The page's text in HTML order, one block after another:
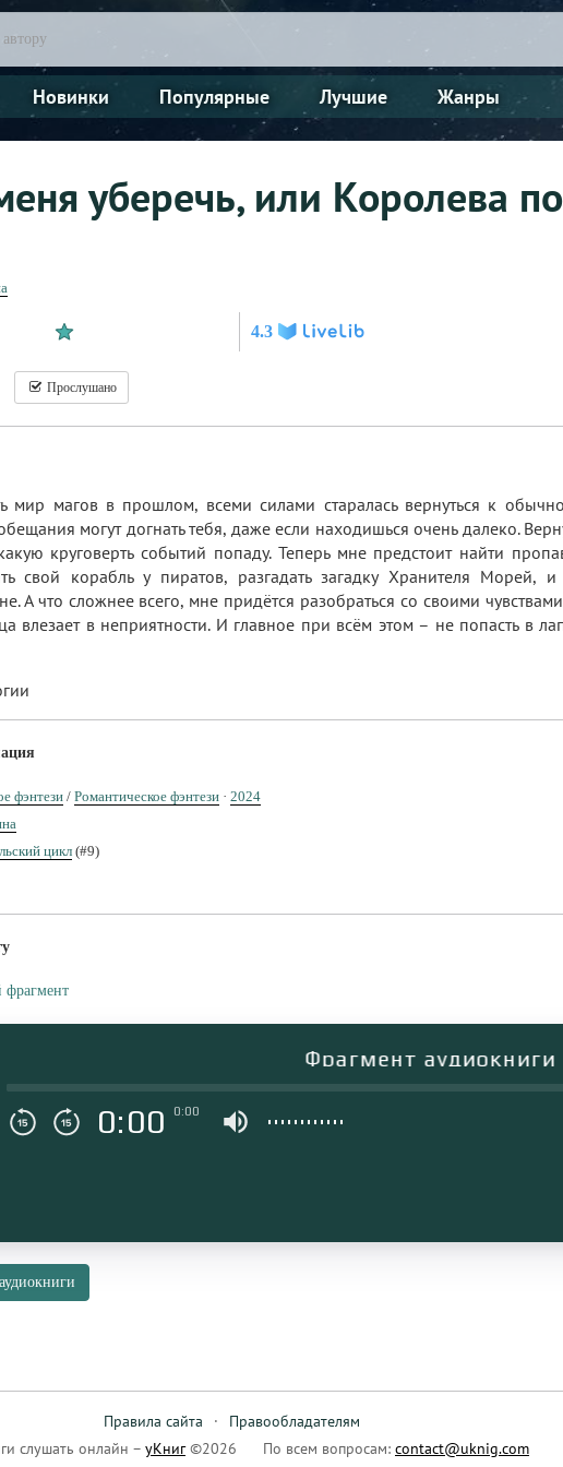
Новинки Популярные Лучшие Жанры
уберечь, или Королева
4.3
Прослушано
мир магов в прошлом, всеми силами старалась вернуться к
могут догнать тебя, даже если находишься очень далеко.
круговерть событий попаду. Теперь мне предстоит найти
свой корабль у пиратов, разгадать загадку Хранителя Морей,
А что сложнее всего, мне придётся разобраться со своими
влезает в неприятности. И главное при всём этом – не попасть в
фэнтези/ Романтическое фэнтези · 2024
цикл (#9)
фрагмент
Фрагмент аудиокниги
0:00 0:00
Правила сайта ·
Правообладателям
слушать онлайн – уКниг©2026 По всем вопросам: contact@uknig.com